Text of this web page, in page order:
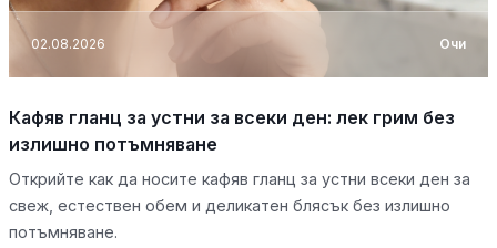
02.08.2026 Очи
Кафяв гланц за устни за всеки ден: лек грим без
излишно потъмняване
Открийте как да носите кафяв гланц за устни всеки ден за
свеж, естествен обем и деликатен блясък без излишно
потъмняване.